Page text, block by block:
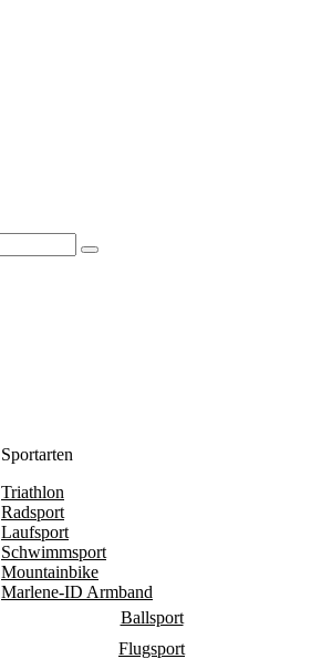
Sportarten
Triathlon
Radsport
Laufsport
Schwimmsport
Mountainbike
Marlene-ID Armband
Ballsport
Flugsport